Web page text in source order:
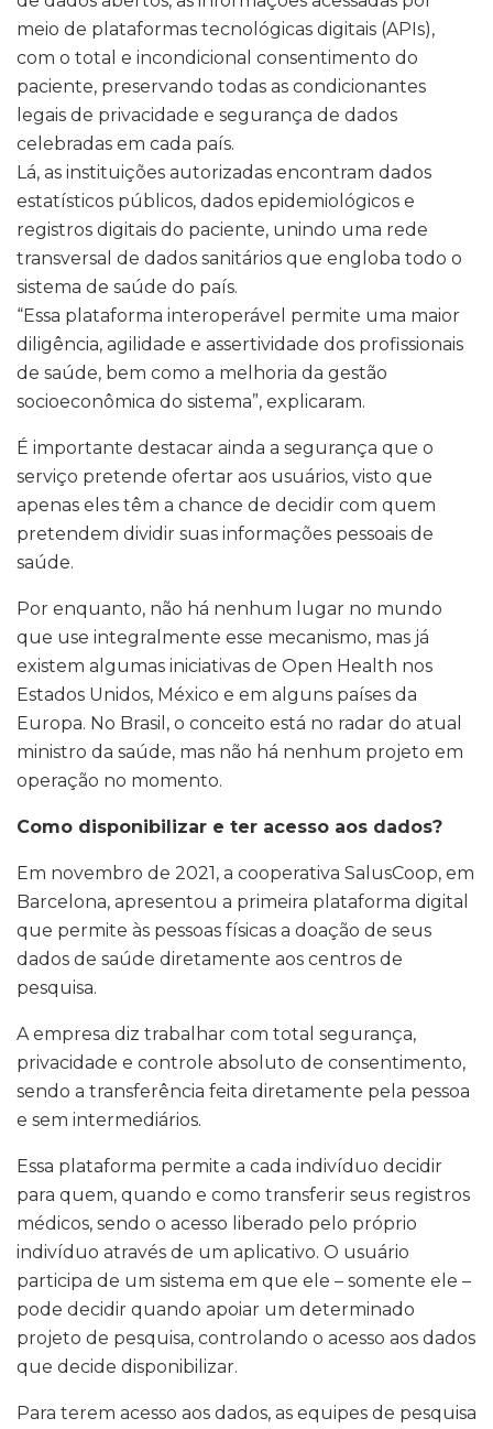
meio de plataformas tecnológicas digitais (APIs),
com o total e incondicional consentimento do
paciente, preservando todas as condicionantes
legais de privacidade e segurança de dados
celebradas em cada país.
Lá, as instituições autorizadas encontram dados
estatísticos públicos, dados epidemiológicos e
registros digitais do paciente, unindo uma rede
transversal de dados sanitários que engloba todo o
sistema de saúde do país.
“Essa plataforma interoperável permite uma maior
diligência, agilidade e assertividade dos profissionais
de saúde, bem como a melhoria da gestão
socioeconômica do sistema”, explicaram.
É importante destacar ainda a segurança que o
serviço pretende ofertar aos usuários, visto que
apenas eles têm a chance de decidir com quem
pretendem dividir suas informações pessoais de
saúde.
Por enquanto, não há nenhum lugar no mundo
que use integralmente esse mecanismo, mas já
existem algumas iniciativas de Open Health nos
Estados Unidos, México e em alguns países da
Europa. No Brasil, o conceito está no radar do atual
ministro da saúde, mas não há nenhum projeto em
operação no momento.
Como disponibilizar e ter acesso aos dados?
Em novembro de 2021, a cooperativa SalusCoop, em
Barcelona, apresentou a primeira plataforma digital
que permite às pessoas físicas a doação de seus
dados de saúde diretamente aos centros de
pesquisa.
A empresa diz trabalhar com total segurança,
privacidade e controle absoluto de consentimento,
sendo a transferência feita diretamente pela pessoa
e sem intermediários.
Essa plataforma permite a cada indivíduo decidir
para quem, quando e como transferir seus registros
médicos, sendo o acesso liberado pelo próprio
indivíduo através de um aplicativo. O usuário
participa de um sistema em que ele – somente ele –
pode decidir quando apoiar um determinado
projeto de pesquisa, controlando o acesso aos dados
que decide disponibilizar.
Para terem acesso aos dados, as equipes de pesquisa